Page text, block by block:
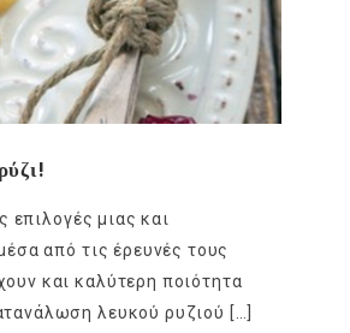
επιλογές μιας και
από τις έρευνές τους
και καλύτερη ποιότητα
λευκού ρυζιού […]